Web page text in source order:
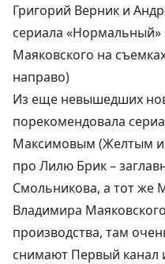
Григорий Верник и
сериала
Маяковского на
направо)
Из еще невышедших
порекомендовала
Максимовым (Желтым
про Лилю Брик –
Смольникова, а тот же
Владимира
производства, там
снимают Первый канал